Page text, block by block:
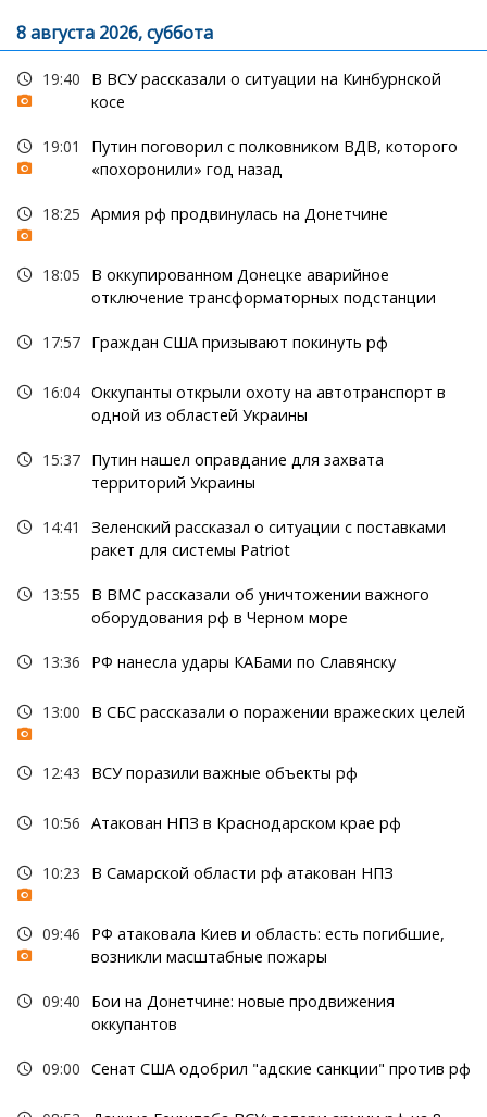
8 августа 2026, суббота
19:40
В ВСУ рассказали о ситуации на Кинбурнской
косе
19:01
Путин поговорил с полковником ВДВ, которого
«похоронили» год назад
18:25 Армия рф продвинулась на Донетчине
18:05
В оккупированном Донецке аварийное
отключение трансформаторных подстанции
17:57 Граждан США призывают покинуть рф
16:04 Оккупанты открыли охоту на автотранспорт в
одной из областей Украины
15:37 Путин нашел оправдание для захвата
территорий Украины
14:41
Зеленский рассказал о ситуации с поставками
ракет для системы Patriot
13:55
В ВМС рассказали об уничтожении важного
оборудования рф в Черном море
13:36 РФ нанесла удары КАБами по Славянску
13:00 В СБС рассказали о поражении вражеских целей
12:43 ВСУ поразили важные объекты рф
10:56 Атакован НПЗ в Краснодарском крае рф
10:23 В Самарской области рф атакован НПЗ
09:46
РФ атаковала Киев и область: есть погибшие,
возникли масштабные пожары
09:40
Бои на Донетчине: новые продвижения
оккупантов
09:00 Сенат США одобрил "адские санкции" против рф